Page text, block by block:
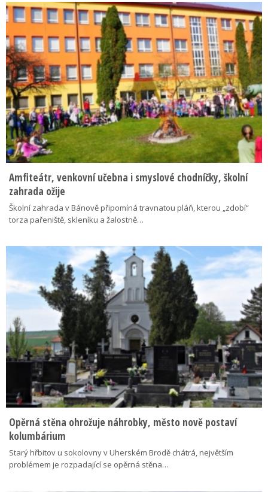
Amfiteátr, venkovní učebna i smyslové chodníčky, školní
zahrada ožije
Školní zahrada v Bánově připomíná travnatou pláň, kterou „zdobí“
torza pařeniště, skleníku a žalostně…
Opěrná stěna ohrožuje náhrobky, město nově postaví
kolumbárium
Starý hřbitov u sokolovny v Uherském Brodě chátrá, největším
problémem je rozpadající se opěrná stěna…